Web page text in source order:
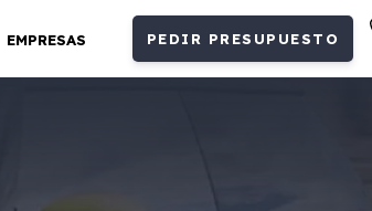
EMPRESAS PEDIR PRESUPUESTO